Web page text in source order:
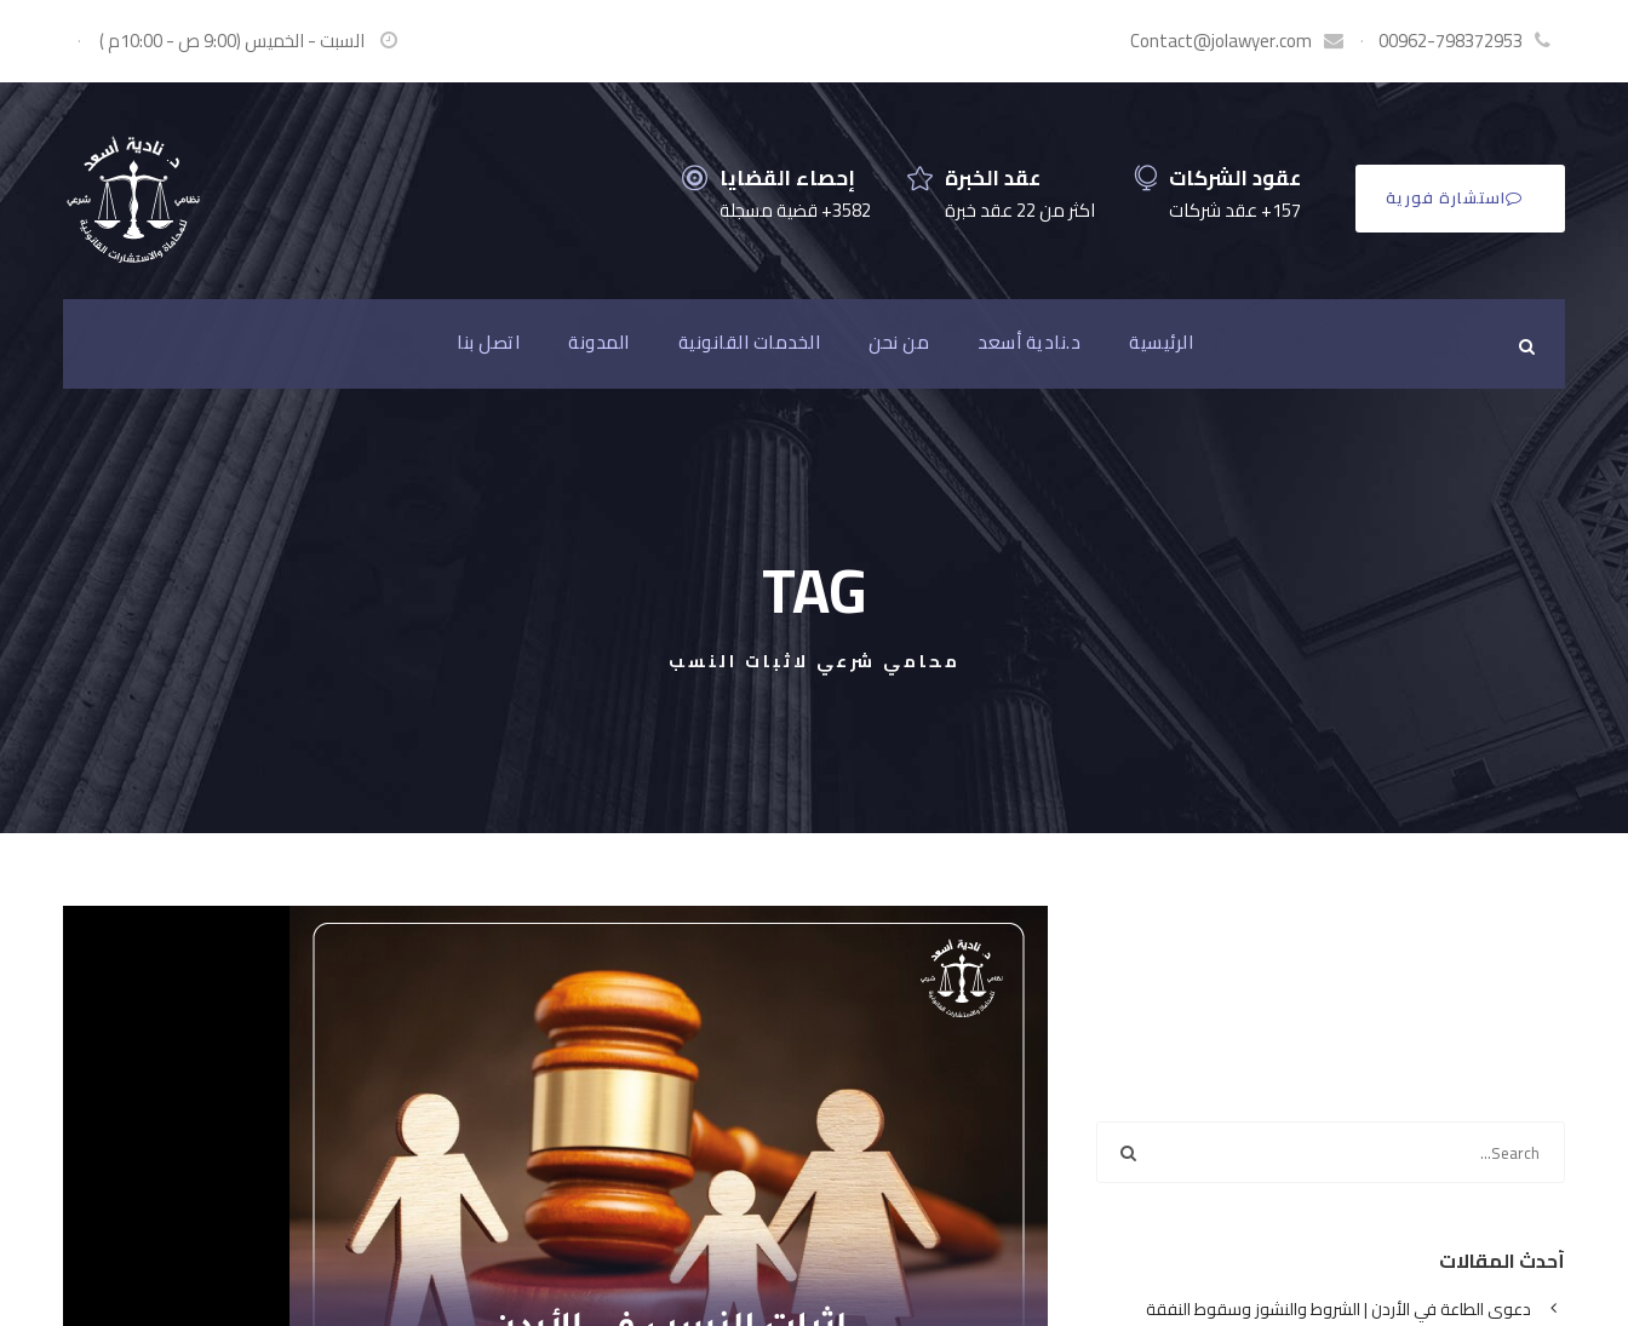
السبت - الخميس (9:00 ص - 10:00م ) · 00962-798372953
·
Contact@jolawyer.com
إحصاء القضايا
3582+ قضية مسجلة
عقد الخبرة
اكثر من 22 عقد خبرة
عقود الشركات
157+ عقد شركات استشارة فورية
الرئيسية د.نادية أسعد من نحن الخدمات القانونية المدونة اتصل بنا
TAG
محامي شرعي لاثبات النسب
أحدث المقالات
دعوى الطاعة في الأردن | الشروط والنشوز وسقوط النفقة